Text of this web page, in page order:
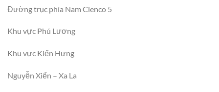
Đường trục phía Nam Cienco 5
Khu vực Phú Lương
Khu vực Kiến Hưng
Nguyễn Xiển – Xa La